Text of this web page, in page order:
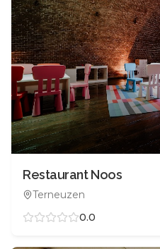
Restaurant Noos
Terneuzen
0.0